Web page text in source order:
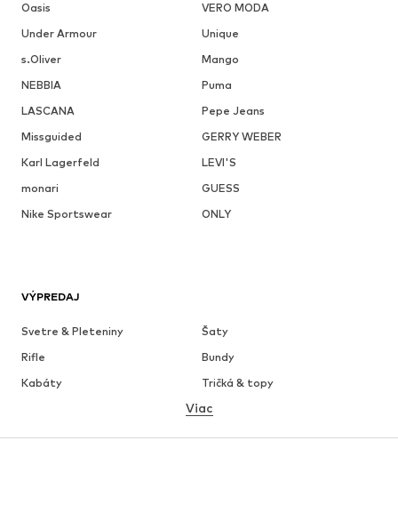
Oasis
VERO MODA
Under Armour
Unique
s.Oliver
Mango
NEBBIA
Puma
LASCANA
Pepe Jeans
Missguided
GERRY WEBER
Karl Lagerfeld
LEVI'S
monari
GUESS
Nike Sportswear
ONLY
VÝPREDAJ
Svetre & Pleteniny
Šaty
Rifle
Bundy
Kabáty
Tričká & topy
Bielizeň
Sukne
Blúzky & tuniky
Viac